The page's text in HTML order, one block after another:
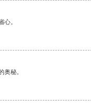
心。
奥秘。